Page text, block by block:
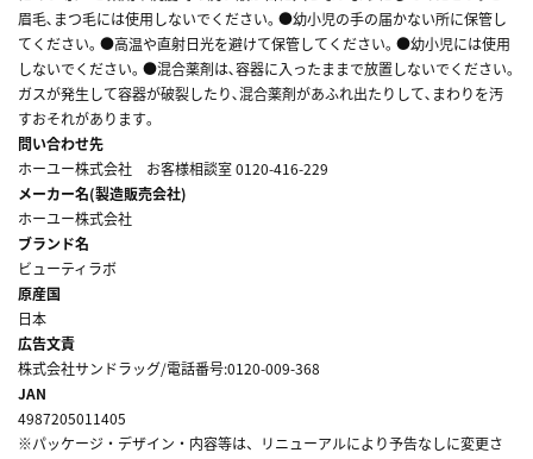
眉毛､まつ毛には使用しないでください｡ ●幼小児の手の届かない所に保管し
てください｡ ●高温や直射日光を避けて保管してください｡ ●幼小児には使用
しないでください｡ ●混合薬剤は､容器に入ったままで放置しないでください｡
ガスが発生して容器が破裂したり､混合薬剤があふれ出たりして､まわりを汚
すおそれがあります｡
問い合わせ先
ホーユー株式会社 お客様相談室 0120-416-229
メーカー名(製造販売会社)
ホーユー株式会社
ブランド名
ビューティラボ
原産国
日本
広告文責
株式会社サンドラッグ/電話番号:0120-009-368
JAN
4987205011405
※パッケージ・デザイン・内容等は、リニューアルにより予告なしに変更さ